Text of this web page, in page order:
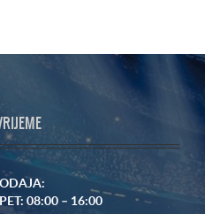
08:00 – 16:00